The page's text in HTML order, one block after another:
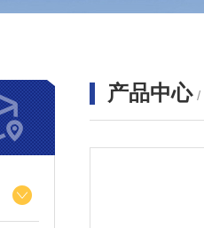
产品中心 /